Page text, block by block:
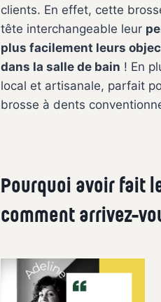
clients. En effet, cette
tête interchangeable leur
plus facilement leurs
dans la salle de bain ! En
local et artisanale, parfait
brosse à dents
Pourquoi avoir fait
comment arrivez-